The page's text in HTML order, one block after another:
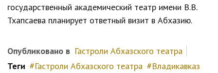
государственный академический театр имени В.В.
Тхапсаева планирует ответный визит в Абхазию.
Опубликовано в Гастроли Абхазского театра
Теги
Гастроли Абхазского театра
Владикавказ